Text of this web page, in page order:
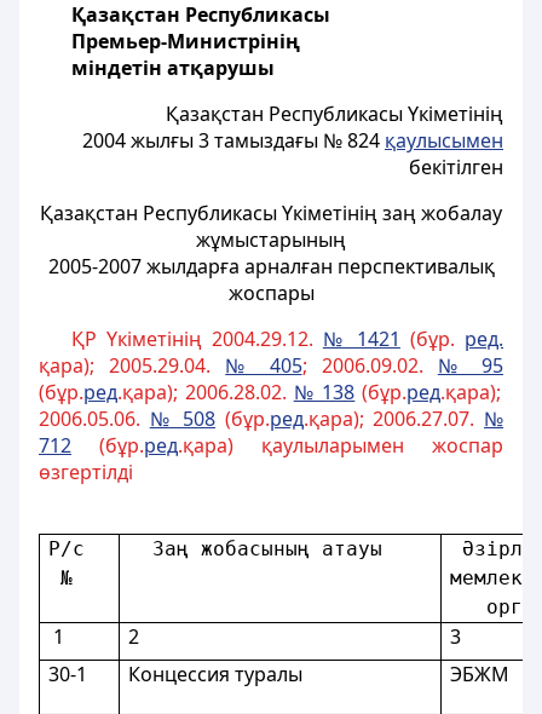
Қазақстан Республикасы
Премьер-Министрінің
мiндетiн атқарушы
Қазақстан Республикасы Үкіметінің
2004 жылғы 3 тамыздағы № 824 қаулысымен
бекітілген
Қазақстан Республикасы Yкіметінiң заң жобалау
жұмыстарының
2005-2007 жылдарға арналған перспективалық
жоспары
ҚР Үкіметінің 2004.29.12. № 1421 (бұр. ред.
қара); 2005.29.04. № 405; 2006.09.02. № 95
(бұр.ред.қара); 2006.28.02. № 138 (бұр.ред.қара);
2006.05.06. № 508 (бұр.ред.қара); 2006.27.07. №
712 (бұр.ред.қара) қаулыларымен жоспар
өзгертілді
Р/с
№
Заң жобасының атауы
1 2
3
30-1
Концессия туралы ЭБЖМ